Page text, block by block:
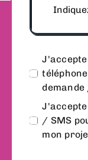
/ SMS
mon